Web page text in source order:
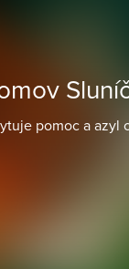
pomoc a azyl